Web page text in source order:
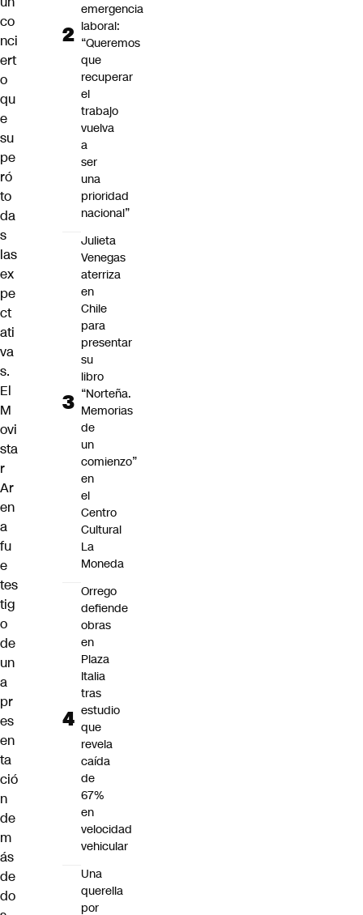
co
nci
ert
o
qu
e
su
pe
ró
to
da
s
las
ex
pe
ct
ati
va
s.
El
M
ovi
sta
r
Ar
en
a
fu
e
tes
tig
o
de
un
a
pr
es
en
ta
ció
n
de
m
ás
de
do
emergencia
laboral:
“Queremos
que
recuperar
el
trabajo
vuelva
a
ser
una
prioridad
nacional”
Julieta
Venegas
aterriza
en
Chile
para
presentar
su
libro
“Norteña.
Memorias
de
un
comienzo”
en
el
Centro
Cultural
La
Moneda
Orrego
defiende
obras
en
Plaza
Italia
tras
estudio
que
revela
caída
de
67%
en
velocidad
vehicular
Una
querella
por